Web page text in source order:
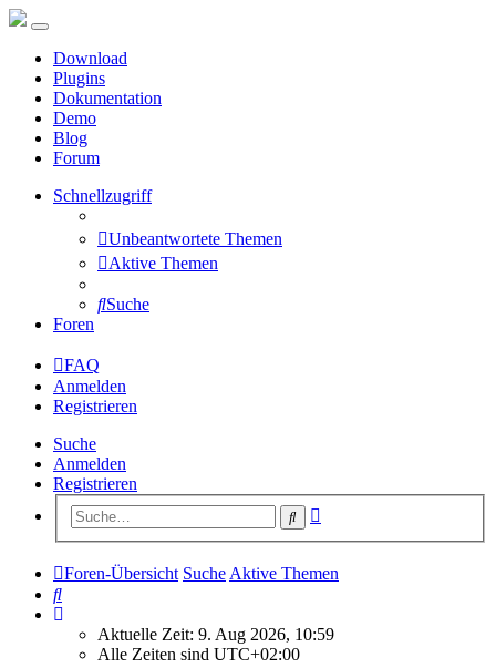
Download
Plugins
Dokumentation
Demo
Blog
Forum
Schnellzugriff
Unbeantwortete Themen
Aktive Themen
Suche
Foren
FAQ
Anmelden
Registrieren
Suche
Anmelden
Registrieren
Suche
Foren-Übersicht Suche Aktive Themen
Suche
Aktuelle Zeit: 9. Aug 2026, 10:59
Alle Zeiten sind UTC+02:00